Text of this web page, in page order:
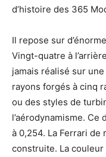
d’histoire des 365
Il repose sur
Vingt-quatre à
jamais réalisé sur
rayons forgés à cinq
ou des styles de
l’aérodynamisme.
à 0,254. La Ferrari de
construite. La